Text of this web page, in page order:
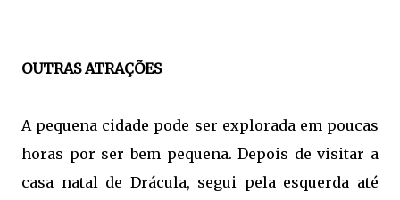
OUTRAS ATRAÇÕES
A pequena cidade pode ser explorada em poucas
horas por ser bem pequena. Depois de visitar a
casa natal de Drácula, segui pela esquerda até